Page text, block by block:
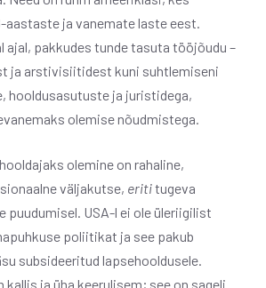
aastaste ja vanemate laste eest.
ajal, pakkudes tunde tasuta tööjõudu –
ja arstivisiitidest kuni suhtlemiseni
hooldusasutuste ja juristidega,
olemise nõudmistega.
olemine on rahaline,
väljakutse, erititugeva
puudumisel. USA-l ei ole üleriigilist
poliitikat ja see pakub
subsideeritud lapsehooldusele.
kallis ja üha keerulisem; see on sageli